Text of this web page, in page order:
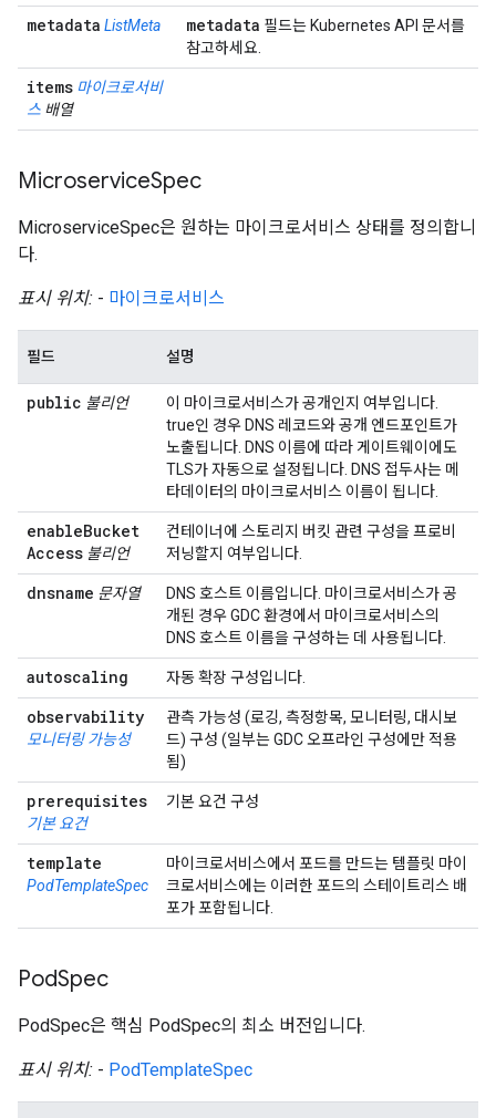
metadata ListMeta metadata 필드는 Kubernetes API 문서를
참고하세요.
items 마이크로서비
스 배열
MicroserviceSpec
MicroserviceSpec은 원하는 마이크로서비스 상태를 정의합니
다.
표시 위치: - 마이크로서비스
필드 설명
public 불리언
이 마이크로서비스가 공개인지 여부입니다.
true인 경우 DNS 레코드와 공개 엔드포인트가
노출됩니다. DNS 이름에 따라 게이트웨이에도
TLS가 자동으로 설정됩니다. DNS 접두사는 메
타데이터의 마이크로서비스 이름이 됩니다.
enableBucket
Access 불리언
컨테이너에 스토리지 버킷 관련 구성을 프로비
저닝할지 여부입니다.
dnsname 문자열
DNS 호스트 이름입니다. 마이크로서비스가 공
개된 경우 GDC 환경에서 마이크로서비스의
DNS 호스트 이름을 구성하는 데 사용됩니다.
autoscaling 자동 확장 구성입니다.
observability
모니터링 가능성
관측 가능성 (로깅, 측정항목, 모니터링, 대시보
드) 구성 (일부는 GDC 오프라인 구성에만 적용
됨)
prerequisites
기본 요건
기본 요건 구성
template
PodTemplateSpec
마이크로서비스에서 포드를 만드는 템플릿 마이
크로서비스에는 이러한 포드의 스테이트리스 배
포가 포함됩니다.
PodSpec
PodSpec은 핵심 PodSpec의 최소 버전입니다.
표시 위치: - PodTemplateSpec